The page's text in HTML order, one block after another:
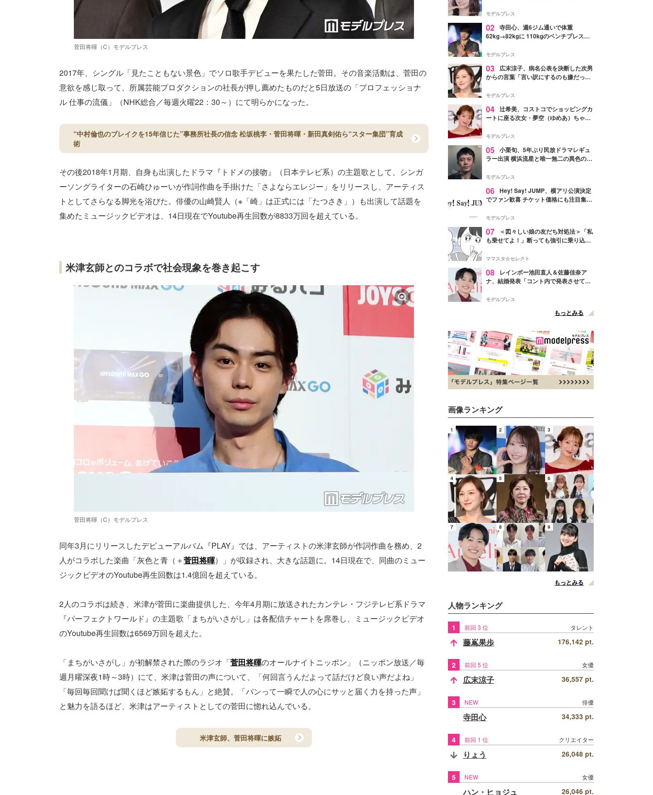
菅田将暉（C）モデルプレス
2017年、シングル「見たこともない景色」でソロ歌手デビューを果たした菅田。その音楽活動は、菅田の
意欲を感じ取って、所属芸能プロダクションの社長が押し薦めたものだと5日放送の「プロフェッショナ
ル 仕事の流儀」（NHK総合／毎週火曜22：30～）にて明らかになった。
“中村倫也のブレイクを15年信じた”事務所社長の信念 松坂桃李・菅田将暉・新田真剣佑ら“スター集団”育成
術
その後2018年1月期、自身も出演したドラマ『トドメの接吻』（日本テレビ系）の主題歌として、シンガ
ーソングライターの石崎ひゅーいが作詞作曲を手掛けた「さよならエレジー」をリリースし、アーティス
トとしてさらなる脚光を浴びた。俳優の山崎賢人（※「崎」は正式には「たつさき」）も出演して話題を
集めたミュージックビデオは、14日現在でYoutube再生回数が8833万回を超えている。
米津玄師とのコラボで社会現象を巻き起こす
菅田将暉（C）モデルプレス
同年3月にリリースしたデビューアルバム『PLAY』では、アーティストの米津玄師が作詞作曲を務め、2
人がコラボした楽曲「灰色と青（＋菅田将暉）」が収録され、大きな話題に。14日現在で、同曲のミュー
ジックビデオのYoutube再生回数は1.4億回を超えている。
2人のコラボは続き、米津が菅田に楽曲提供した、今年4月期に放送されたカンテレ・フジテレビ系ドラマ
『パーフェクトワールド』の主題歌「まちがいさがし」は各配信チャートを席巻し、ミュージックビデオ
のYoutube再生回数は6569万回を超えた。
「まちがいさがし」が初解禁された際のラジオ「菅田将暉のオールナイトニッポン」（ニッポン放送／毎
週月曜深夜1時～3時）にて、米津は菅田の声について、「何回言うんだよって話だけど良い声だよね」
「毎回毎回聞けば聞くほど嫉妬するもん」と絶賛。「パンって一瞬で人の心にサッと届く力を持った声」
と魅力を語るほど、米津はアーティストとしての菅田に惚れ込んでいる。
米津玄師、菅田将暉に嫉妬
モデルプレス
02 寺田心、週6ジム通いで体重
62kg→82kgに 110kgのベンチプレス持
「かっこいい」と反響
モデルプレス
03
広末涼子、病名公表を決断した次男
からの言葉「言い訳にするのも嫌だっ
モデルプレス
04 辻希美、コストコでショッピングカ
ートに座る次女・夢空（ゆめあ）ちゃん
ぎ」「成長を感じる」の声
モデルプレス
05 小栗旬、5年ぶり民放ドラマレギュ
ラー出演 横浜流星と唯一無二の異色のバ
モデルプレス
06 Hey! Say! JUMP、横アリ公演決定
でファン歓喜 チケット価格にも注目集ま
モデルプレス
07
＜図々しい娘の友だち対処法＞「私
も乗せてよ！」断っても強引に乗り込ん
ママスタ☆セレクト
08
レインボー池田直人＆佐藤佳奈ア
ナ、結婚発表「コント内で発表させてい
点変更のため
モデルプレス
もっとみる
画像ランキング
1 2 3
4 5 6
7 8 9
もっとみる
人物ランキング
1 前回 3 位 タレント
藤嶌果歩 176,142 pt.
2 前回 5 位 女優
広末涼子 36,557 pt.
3 NEW 俳優
寺田心 34,333 pt.
4 前回 1 位 クリエイター
りょう 26,048 pt.
5 NEW 女優
ハン・ヒョジュ 26,046 pt.